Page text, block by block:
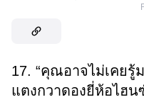
17. “คุณอาจไม่เคยรู้
แตงกวาดองยี่ห้อไฮ